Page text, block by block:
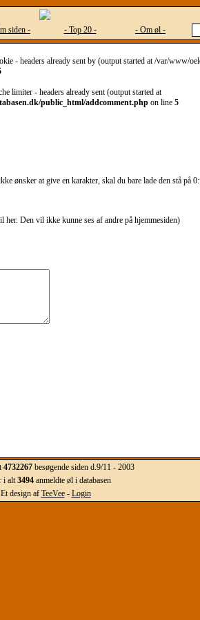
siden - - Top 20 - - Om øl -
- headers already sent by (output started at /var/www/
limiter - headers already sent (output started at
public_html/addcomment.php on line 5
ønsker at give en karakter, skal du bare lade den stå på 0:
Den vil ikke kunne ses af andre på hjemmesiden)
4732267besøgende siden d.9/11 - 2003
i alt3494anmeldte øl i databasen
Et design af TeeVee- Login